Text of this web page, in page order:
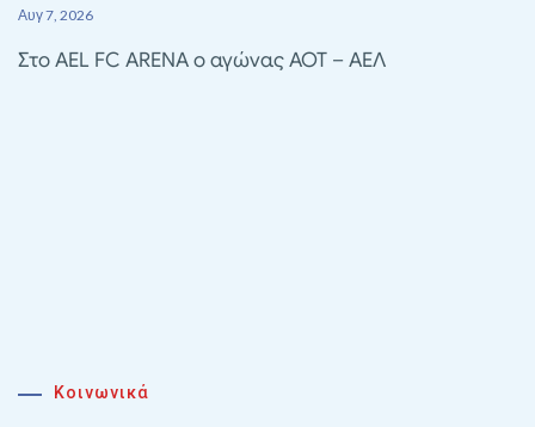
Αυγ 7, 2026
Στο AEL FC ARENA ο αγώνας ΑΟΤ – ΑΕΛ
Κοινωνικά